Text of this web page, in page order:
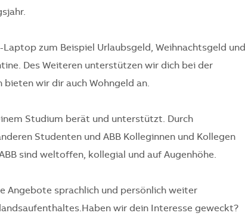
zum Beispiel Urlaubsgeld, Weihnachtsgeld und
Des Weiteren unterstützen wir dich bei der
wir dir auch Wohngeld an.
Studium berät und unterstützt. Durch
Studenten und ABB Kolleginnen und Kollegen
sind weltoffen, kollegial und auf Augenhöhe.
Angebote sprachlich und persönlich weiter
wir dein Interesse geweckt?